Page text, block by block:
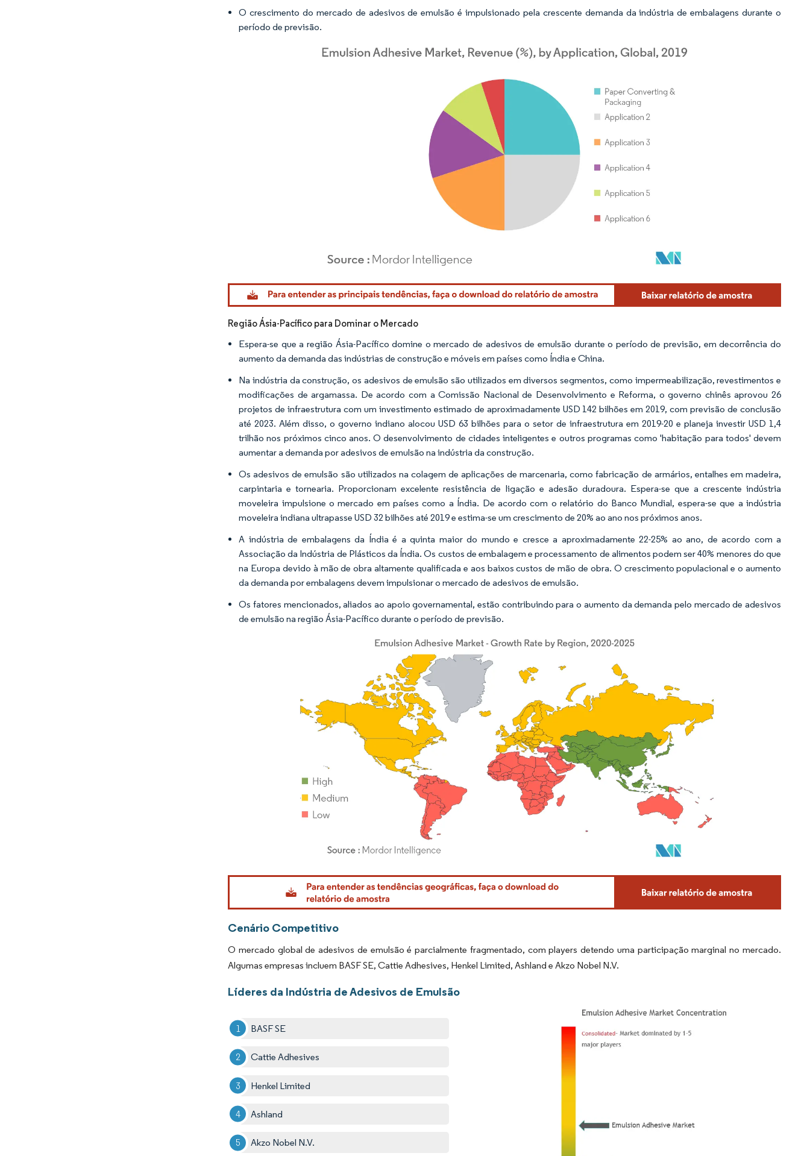
O crescimento do mercado de adesivos de emulsão é impulsionado pela crescente demanda da indústria de embalagens durante o
período de previsão.
Imagem © Mordor Intelligence. O reuso requer atribuição conforme CC BY 4.0.
Região Ásia-Pacífico para Dominar o Mercado
Espera-se que a região Ásia-Pacífico domine o mercado de adesivos de emulsão durante o período de previsão, em decorrência do
aumento da demanda das indústrias de construção e móveis em países como Índia e China.
Na indústria da construção, os adesivos de emulsão são utilizados em diversos segmentos, como impermeabilização, revestimentos e
modificações de argamassa. De acordo com a Comissão Nacional de Desenvolvimento e Reforma, o governo chinês aprovou 26
projetos de infraestrutura com um investimento estimado de aproximadamente USD 142 bilhões em 2019, com previsão de conclusão
até 2023. Além disso, o governo indiano alocou USD 63 bilhões para o setor de infraestrutura em 2019-20 e planeja investir USD 1,4
trilhão nos próximos cinco anos. O desenvolvimento de cidades inteligentes e outros programas como 'habitação para todos' devem
aumentar a demanda por adesivos de emulsão na indústria da construção.
Os adesivos de emulsão são utilizados na colagem de aplicações de marcenaria, como fabricação de armários, entalhes em madeira,
carpintaria e tornearia. Proporcionam excelente resistência de ligação e adesão duradoura. Espera-se que a crescente indústria
moveleira impulsione o mercado em países como a Índia. De acordo com o relatório do Banco Mundial, espera-se que a indústria
moveleira indiana ultrapasse USD 32 bilhões até 2019 e estima-se um crescimento de 20% ao ano nos próximos anos.
A indústria de embalagens da Índia é a quinta maior do mundo e cresce a aproximadamente 22-25% ao ano, de acordo com a
Associação da Indústria de Plásticos da Índia. Os custos de embalagem e processamento de alimentos podem ser 40% menores do que
na Europa devido à mão de obra altamente qualificada e aos baixos custos de mão de obra. O crescimento populacional e o aumento
da demanda por embalagens devem impulsionar o mercado de adesivos de emulsão.
Os fatores mencionados, aliados ao apoio governamental, estão contribuindo para o aumento da demanda pelo mercado de adesivos
de emulsão na região Ásia-Pacífico durante o período de previsão.
Imagem © Mordor Intelligence. O reuso requer atribuição conforme CC BY 4.0.
Cenário Competitivo
O mercado global de adesivos de emulsão é parcialmente fragmentado, com players detendo uma participação marginal no mercado.
Algumas empresas incluem BASF SE, Cattie Adhesives, Henkel Limited, Ashland e Akzo Nobel N.V.
Líderes da Indústria de Adesivos de Emulsão
BASF SE
Cattie Adhesives
Henkel Limited
Ashland
Akzo Nobel N.V.